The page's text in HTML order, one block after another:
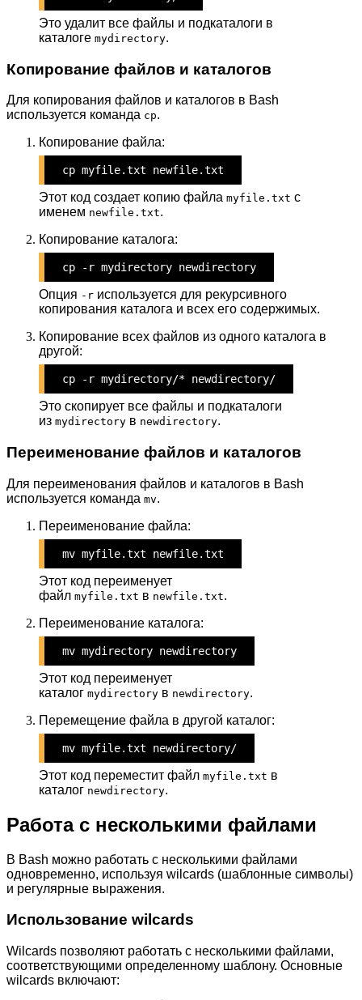
Это удалит все файлы и подкаталоги в
каталоге mydirectory.
Копирование файлов и каталогов
Для копирования файлов и каталогов в Bash
используется команда cp.
Копирование файла:
cp myfile.txt newfile.txt
Этот код создает копию файла myfile.txt с
именем newfile.txt.
Копирование каталога:
cp -r mydirectory newdirectory
Опция -r используется для рекурсивного
копирования каталога и всех его содержимых.
Копирование всех файлов из одного каталога в
другой:
cp -r mydirectory/* newdirectory/
Это скопирует все файлы и подкаталоги
из mydirectory в newdirectory.
Переименование файлов и каталогов
Для переименования файлов и каталогов в Bash
используется команда mv.
Переименование файла:
mv myfile.txt newfile.txt
Этот код переименует
файл myfile.txt в newfile.txt.
Переименование каталога:
mv mydirectory newdirectory
Этот код переименует
каталог mydirectory в newdirectory.
Перемещение файла в другой каталог:
mv myfile.txt newdirectory/
Этот код переместит файл myfile.txt в
каталог newdirectory.
Работа с несколькими файлами
В Bash можно работать с несколькими файлами
одновременно, используя wilcards (шаблонные символы)
и регулярные выражения.
Использование wilcards
Wilcards позволяют работать с несколькими файлами,
соответствующими определенному шаблону. Основные
wilcards включают: